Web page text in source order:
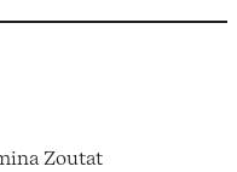
Zoutat